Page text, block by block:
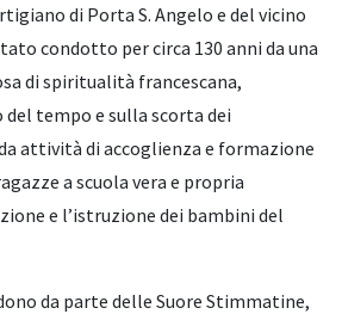
di Porta S. Angelo e del vicino
condotto per circa 130 anni da una
di spiritualità francescana,
del tempo e sulla scorta dei
attività di accoglienza e formazione
a scuola vera e propria
e l’istruzione dei bambini del
da parte delle Suore Stimmatine,